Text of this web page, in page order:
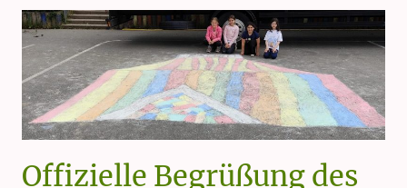
Offizielle Begrüßung des